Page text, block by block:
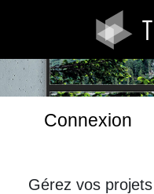
Connexion
Gérez vos